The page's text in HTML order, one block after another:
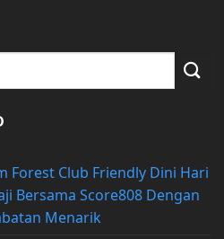
Forest Club Friendly Dini Hari
Bersama Score808 Dengan
Menarik